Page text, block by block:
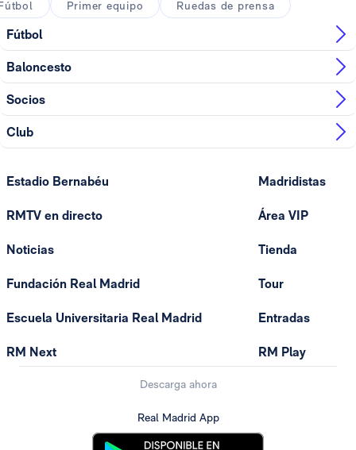
Primer equipo Ruedas de prensa
Fútbol
Baloncesto
Socios
Club
Estadio Bernabéu
RMTV en directo
Noticias
Fundación Real Madrid
Escuela Universitaria Real Madrid
RM Next
Madridistas
Área VIP
Tienda
Tour
Entradas
RM Play
Descarga ahora
Real Madrid App